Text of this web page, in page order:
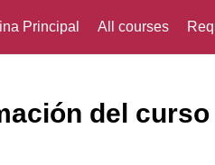
Principal All courses
del curso